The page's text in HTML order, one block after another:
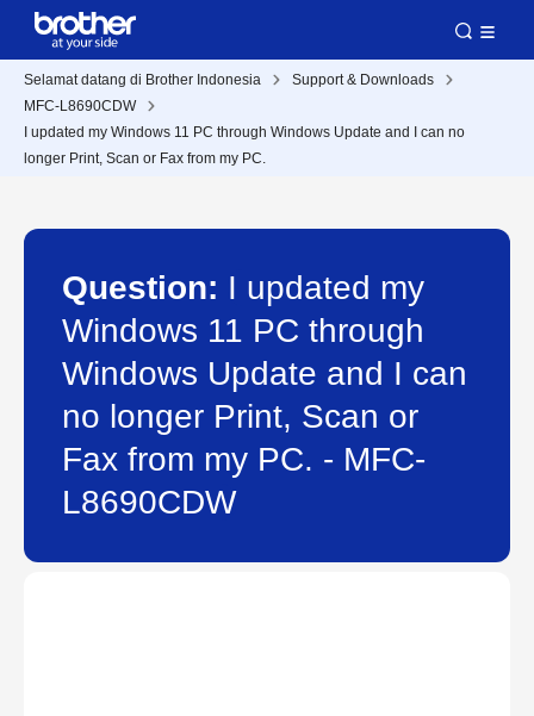
Selamat datang di Brother Indonesia
Support & Downloads
MFC-L8690CDW
I updated my Windows 11 PC through Windows Update and I can no
longer Print, Scan or Fax from my PC.
Question: I updated my
Windows 11 PC through
Windows Update and I can
no longer Print, Scan or
Fax from my PC. - MFC-
L8690CDW